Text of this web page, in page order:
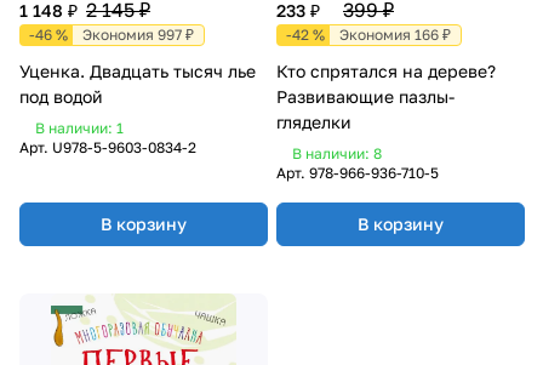
1 148 ₽ 2 145 ₽
-46 % Экономия 997 ₽
Уценка. Двадцать тысяч лье
под водой
В наличии: 1
Арт. U978-5-9603-0834-2
В корзину
233 ₽ 399 ₽
-42 % Экономия 166 ₽
Кто спрятался на дереве?
Развивающие пазлы-
гляделки
В наличии: 8
Арт. 978-966-936-710-5
В корзину